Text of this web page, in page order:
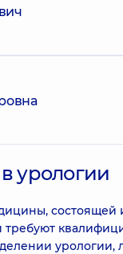
урологии
состоящей